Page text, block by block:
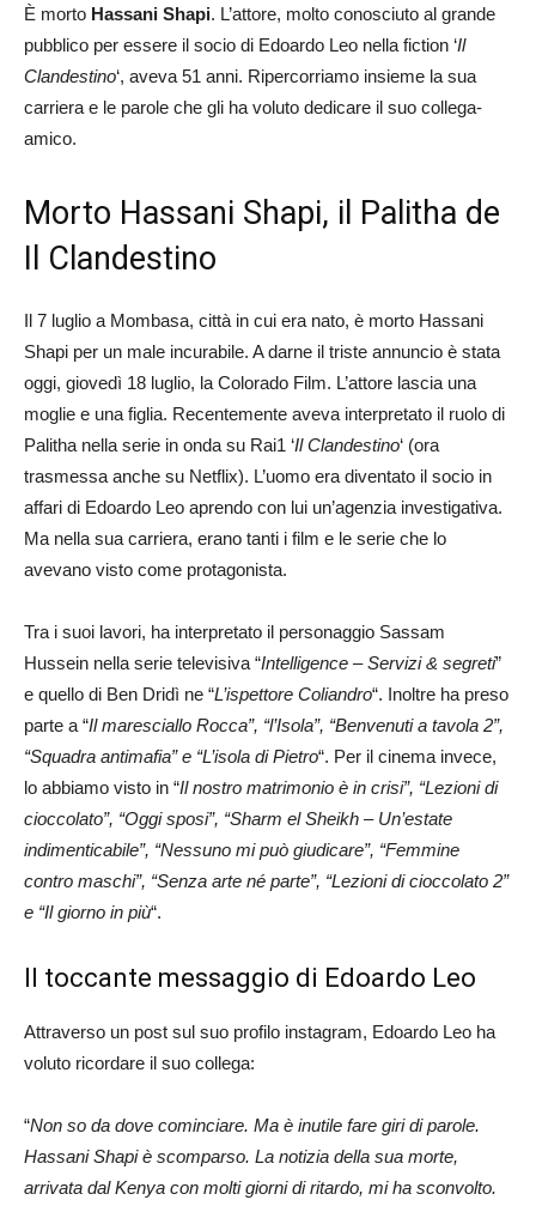
È morto Hassani Shapi. L’attore, molto conosciuto al grande
pubblico per essere il socio di Edoardo Leo nella fiction ‘Il
Clandestino‘, aveva 51 anni. Ripercorriamo insieme la sua
carriera e le parole che gli ha voluto dedicare il suo collega-
amico.
Morto Hassani Shapi, il Palitha de
Il Clandestino
Il 7 luglio a Mombasa, città in cui era nato, è morto Hassani
Shapi per un male incurabile. A darne il triste annuncio è stata
oggi, giovedì 18 luglio, la Colorado Film. L’attore lascia una
moglie e una figlia. Recentemente aveva interpretato il ruolo di
Palitha nella serie in onda su Rai1 ‘Il Clandestino‘ (ora
trasmessa anche su Netflix). L’uomo era diventato il socio in
affari di Edoardo Leo aprendo con lui un’agenzia investigativa.
Ma nella sua carriera, erano tanti i film e le serie che lo
avevano visto come protagonista.
Tra i suoi lavori, ha interpretato il personaggio Sassam
Hussein nella serie televisiva “Intelligence – Servizi & segreti”
e quello di Ben Dridì ne “L’ispettore Coliandro“. Inoltre ha preso
parte a “Il maresciallo Rocca”, “l’Isola”, “Benvenuti a tavola 2”,
“Squadra antimafia” e “L’isola di Pietro“. Per il cinema invece,
lo abbiamo visto in “Il nostro matrimonio è in crisi”, “Lezioni di
cioccolato”, “Oggi sposi”, “Sharm el Sheikh – Un’estate
indimenticabile”, “Nessuno mi può giudicare”, “Femmine
contro maschi”, “Senza arte né parte”, “Lezioni di cioccolato 2”
e “Il giorno in più“.
Il toccante messaggio di Edoardo Leo
Attraverso un post sul suo profilo instagram, Edoardo Leo ha
voluto ricordare il suo collega:
“Non so da dove cominciare. Ma è inutile fare giri di parole.
Hassani Shapi è scomparso. La notizia della sua morte,
arrivata dal Kenya con molti giorni di ritardo, mi ha sconvolto.